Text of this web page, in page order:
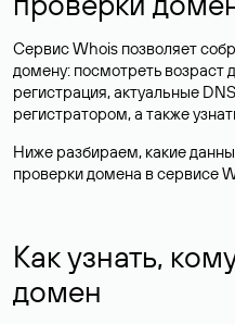
Сервис Whois позволяет
домену: посмотреть возраст
регистрация, актуальные
регистратором, а также
Ниже разбираем, какие
проверки домена в сервисе
Как узнать,
домен